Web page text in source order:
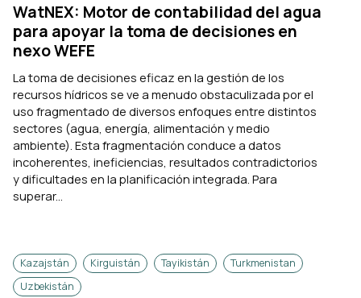
WatNEX: Motor de contabilidad del agua
para apoyar la toma de decisiones en
nexo WEFE
La toma de decisiones eficaz en la gestión de los
recursos hídricos se ve a menudo obstaculizada por el
uso fragmentado de diversos enfoques entre distintos
sectores (agua, energía, alimentación y medio
ambiente). Esta fragmentación conduce a datos
incoherentes, ineficiencias, resultados contradictorios
y dificultades en la planificación integrada. Para
superar...
Kazajstán Kirguistán Tayikistán
Turkmenistan
Uzbekistán